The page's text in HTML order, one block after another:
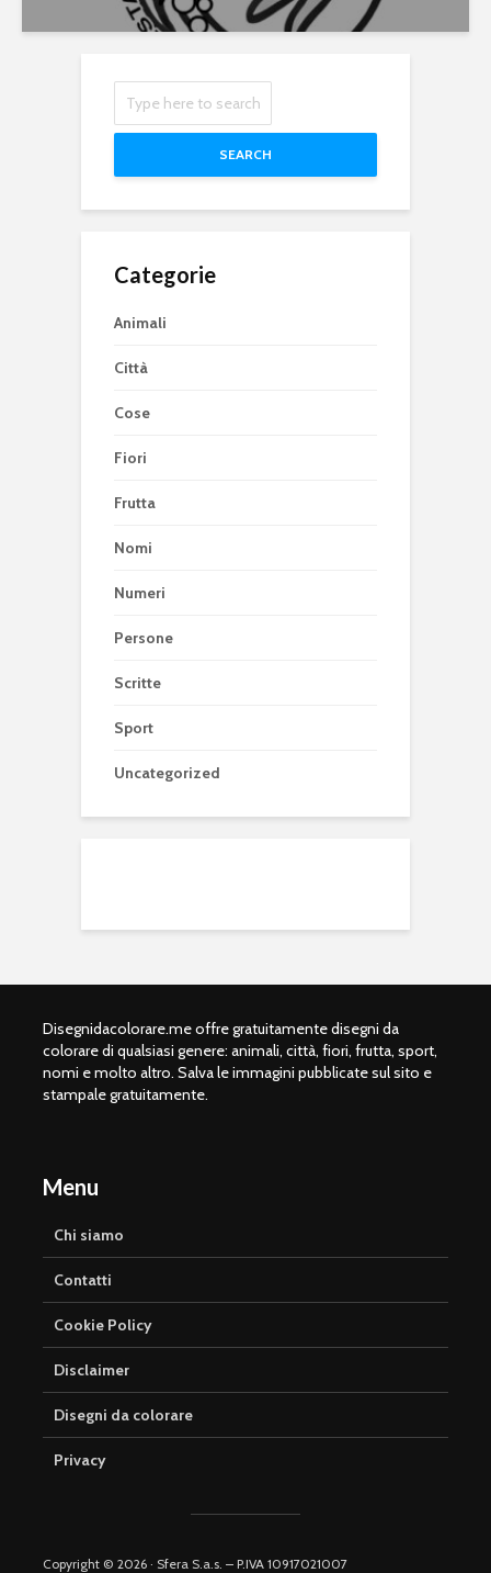
SEARCH
Categorie
Animali
Città
Cose
Fiori
Frutta
Nomi
Numeri
Persone
Scritte
Sport
Uncategorized
Disegnidacolorare.me offre gratuitamente disegni da
colorare di qualsiasi genere: animali, città, fiori, frutta, sport,
nomi e molto altro. Salva le immagini pubblicate sul sito e
stampale gratuitamente.
Menu
Chi siamo
Contatti
Cookie Policy
Disclaimer
Disegni da colorare
Privacy
Copyright © 2026 · Sfera S.a.s. – P.IVA 10917021007